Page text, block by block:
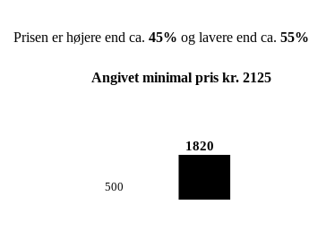
Prisen er højere end ca. 45% og lavere end ca. 55%
Angivet minimal pris kr. 2125
500
1820